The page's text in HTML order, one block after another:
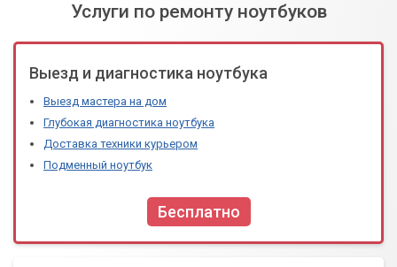
Услуги по ремонту ноутбуков
Выезд и диагностика ноутбука
Выезд мастера на дом
Глубокая диагностика ноутбука
Доставка техники курьером
Подменный ноутбук
Бесплатно